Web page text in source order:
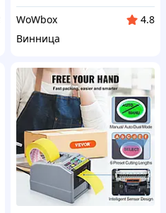
WoWbox
4.8
Винница